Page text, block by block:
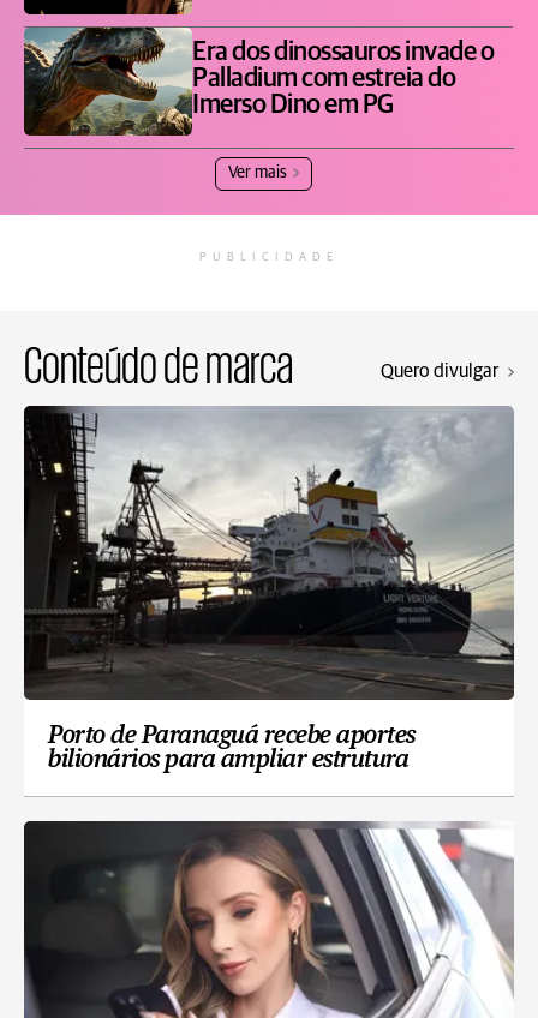
Era dos dinossauros invade o
Palladium com estreia do
Imerso Dino em PG
Ver mais
PUBLICIDADE
Conteúdo de marca Quero divulgar
Porto de Paranaguá recebe aportes
bilionários para ampliar estrutura